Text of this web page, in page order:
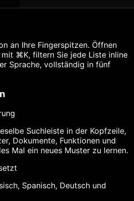
an Ihre Fingerspitzen. Öffnen
⌘K, filtern Sie jede Liste inline
Sprache, vollständig in fünf
Suchleiste in der Kopfzeile,
Dokumente, Funktionen und
Mal ein neues Muster zu lernen.
Spanisch, Deutsch und